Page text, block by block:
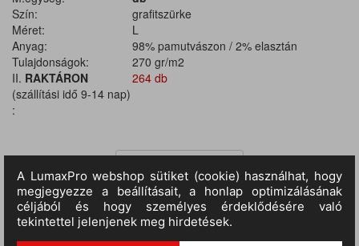
Szín:
grafitszürke
Méret:
L
Anyag:
98% pamutvászon / 2% elasztán
Tulajdonságok:
270 gr/m2
II. RAKTÁRON
(szállítási idő 9-14 nap)
:
264 db
TERMÉKINFORMÁCIÓ